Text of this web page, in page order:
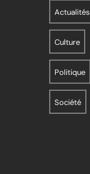
Actualités
Culture
Politique
Société